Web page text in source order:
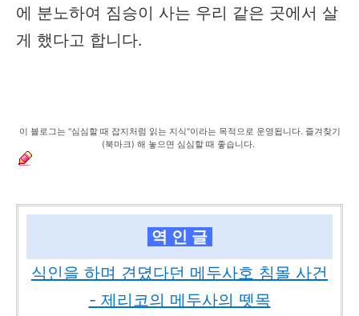
에 분노하여 짐승이 사는 우리 같은 곳에서 살
게 했다고 합니다.
이 블로그는 "심심할 때 잡지처럼 읽는 지식"이라는 목적으로 운영됩니다. 즐겨찾기
(북마크) 해 놓으면 심심할 때 좋습니다.
역 인 글
식인을 하며 견뎠다던 메두사호 침몰 사건
- 제리코의 메두사의 뗏목